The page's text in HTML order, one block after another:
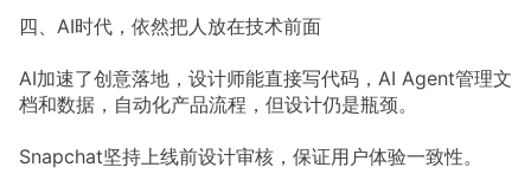
四、AI时代，依然把人放在技术前面
AI加速了创意落地，设计师能直接写代码，AI Agent管理文
档和数据，自动化产品流程，但设计仍是瓶颈。
Snapchat坚持上线前设计审核，保证用户体验一致性。